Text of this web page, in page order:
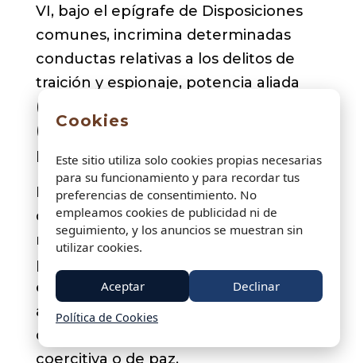
VI, bajo el epígrafe de Disposiciones
comunes, incrimina determinadas
conductas relativas a los delitos de
traición y espionaje, potencia aliada
(que define) y actos preparatorios
(conspiración, proposición y
provocación).
En el Capítulo VII se agrupan los
delitos contra centinela, Autoridad
militar, fuerza armada (que define) y
policía militar, recogiendo sus
especialidades en caso de conflicto
armado, estado de sitio o en el curso
de una operación internacional
coercitiva o de paz.
Cookies
Este sitio utiliza solo cookies propias necesarias
para su funcionamiento y para recordar tus
preferencias de consentimiento. No
empleamos cookies de publicidad ni de
seguimiento, y los anuncios se muestran sin
utilizar cookies.
Aceptar Declinar
Política de Cookies